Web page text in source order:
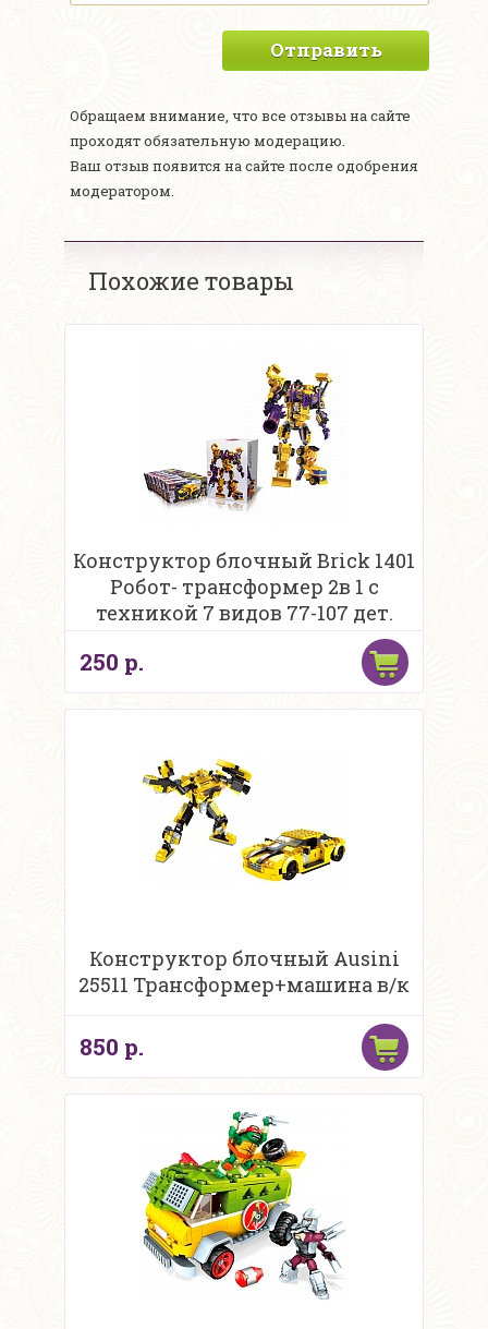
Отправить
Обращаем внимание, что все отзывы на сайте
проходят обязательную модерацию.
Ваш отзыв появится на сайте после одобрения
модератором.
Похожие товары
Конструктор блочный Brick 1401
Робот- трансформер 2в 1 с
техникой 7 видов 77-107 дет.
250 р.
Конструктор блочный Ausini
25511 Трансформер+машина в/к
850 р.